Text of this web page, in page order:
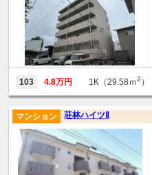
103 4.8万円 1K（29.58ｍ2 ）
荘林ハイツⅡ
マンション